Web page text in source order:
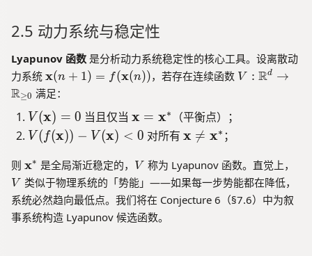
u
m
_
x
p
x
o
g
p
(
x
2.5 动力系统与稳定性
Lyapunov 函数 是分析动力系统稳定性的核心工具。设离散动
力系统 \
m
a
t
h
b
f{
x
}
(
n
x(n + 1) = f(x(n))，若存在连续函数 V
h
b
b
{
V : Rd →
R≥0 满足：
V
(
m
a
t
h
b
V (x) = 0 当且仅当\
m
t
h
b
f{
x
x = x∗
（平衡点）；
V
(
\
m
a
V (f(x)) − V (x) < 0 对所有\
a
t
h
x 
= x∗ ；
则 \
m
a
t
h
x∗ 是全局渐近稳定的， V
V 称为 Lyapunov 函数。直觉上，
V 类似于物理系统的「势能」——如果每一步势能都在降低，
系统必然趋向最低点。我们将在 Conjecture 6（§7.6）中为叙
事系统构造 Lyapunov 候选函数。